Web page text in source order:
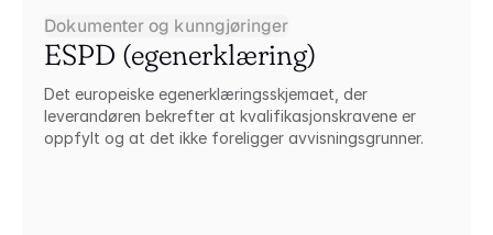
Dokumenter og kunngjøringer
ESPD (egenerklæring)
Det europeiske egenerklæringsskjemaet, der
leverandøren bekrefter at kvalifikasjonskravene er
oppfylt og at det ikke foreligger avvisningsgrunner.